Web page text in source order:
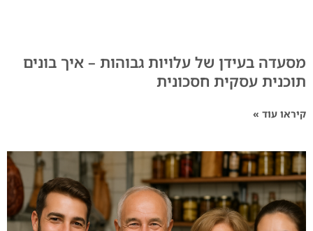
מסעדה בעידן של עלויות גבוהות – איך בונים
תוכנית עסקית חסכונית
קיראו עוד »